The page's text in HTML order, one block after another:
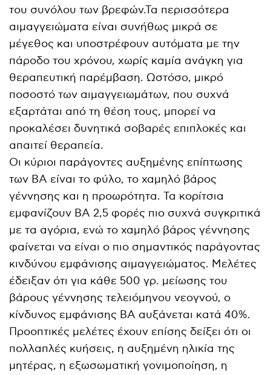
του συνόλου των βρεφών.Τα περισσότερα
αιμαγγειώματα είναι συνήθως μικρά σε
μέγεθος και υποστρέφουν αυτόματα με την
πάροδο του χρόνου, χωρίς καμία ανάγκη για
θεραπευτική παρέμβαση. Ωστόσο, μικρό
ποσοστό των αιμαγγειωμάτων, που συχνά
εξαρτάται από τη θέση τους, μπορεί να
προκαλέσει δυνητικά σοβαρές επιπλοκές και
απαιτεί θεραπεία.
Οι κύριοι παράγοντες αυξημένης επίπτωσης
των ΒΑ είναι το φύλο, το χαμηλό βάρος
γέννησης και η προωρότητα. Τα κορίτσια
εμφανίζουν ΒΑ 2,5 φορές πιο συχνά συγκριτικά
με τα αγόρια, ενώ το χαμηλό βάρος γέννησης
φαίνεται να είναι ο πιο σημαντικός παράγοντας
κινδύνου εμφάνισης αιμαγγειώματος. Μελέτες
έδειξαν ότι για κάθε 500 γρ. μείωσης του
βάρους γέννησης τελειόμηνου νεογνού, ο
κίνδυνος εμφάνισης ΒΑ αυξάνεται κατά 40%.
Προοπτικές μελέτες έχουν επίσης δείξει ότι οι
πολλαπλές κυήσεις, η αυξημένη ηλικία της
μητέρας, η εξωσωματική γονιμοποίηση, η